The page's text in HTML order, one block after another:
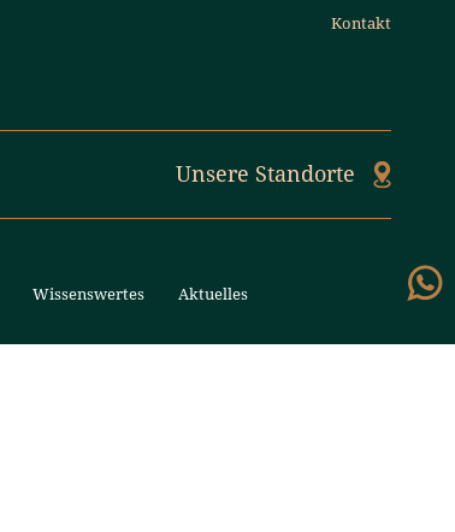
Kontakt
Unsere Standorte
Wissenswertes Aktuelles